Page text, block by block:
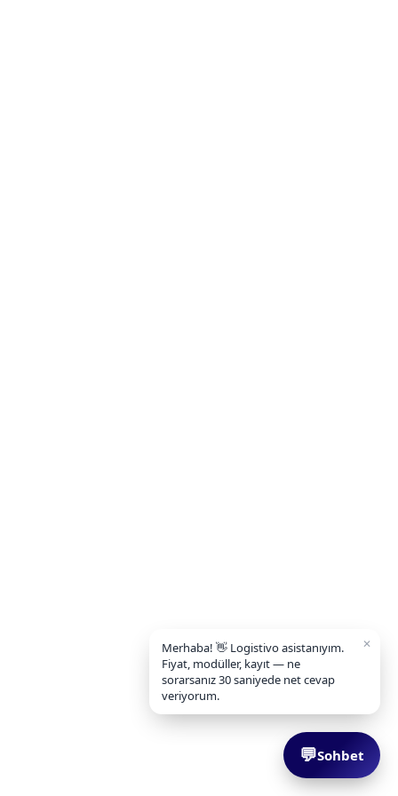
💬Sohbet
Merhaba! 👋 Logistivo asistanıyım.
Fiyat, modüller, kayıt — ne
sorarsanız 30 saniyede net cevap
veriyorum.
✕